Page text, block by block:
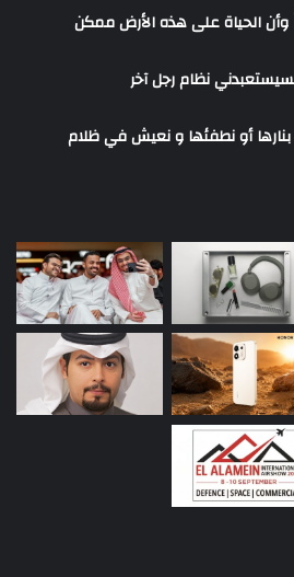
وأن الحياة على هذه الأرض ممكن
نظام رجل آخر
بنارها أو نطفئها و نعيش في ظلام